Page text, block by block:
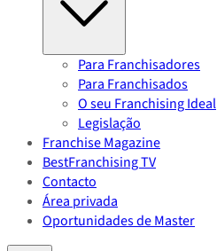
Para Franchisadores
Para Franchisados
O seu Franchising Ideal
Legislação
Franchise Magazine
BestFranchising TV
Contacto
Área privada
Oportunidades de Master